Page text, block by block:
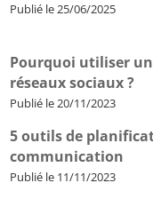
Publié le 25/06/2025
Pourquoi utiliser
réseaux sociaux ?
Publié le 20/11/2023
5 outils de
communication
Publié le 11/11/2023